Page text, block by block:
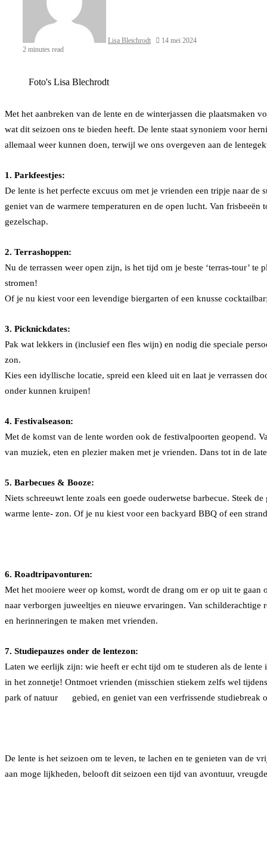
Lisa Bleichrodt
14 mei 2024
2 minutes read
Foto's Lisa Blechrodt
Facebook
Twitter
LinkedIn
Tumblr
Pinterest
Reddit
WhatsApp
Met het aanbreken van de lente en de winterjassen die plaatsmaken
wat dit seizoen ons te bieden heeft. De lente staat synoniem voor
allemaal weer kunnen doen, terwijl we ons overgeven aan de
1. Parkfeestjes:
De lente is het perfecte excuus om met je vrienden een tripje naar
geniet van de warmere temperaturen en de open lucht. Van
gezelschap.
2. Terrashoppen:
Nu de terrassen weer open zijn, is het tijd om je beste ‘terras-tour’
stromen!
Of je nu kiest voor een levendige biergarten of een knusse
3. Picknickdates:
Pak wat lekkers in (inclusief een fles wijn) en nodig die speciale
zon.
Kies een idyllische locatie, spreid een kleed uit en laat je verrassen
onder kunnen kruipen!
4. Festivalseason:
Met de komst van de lente worden ook de festivalpoorten geopend.
van muziek, eten en plezier maken met je vrienden. Dans tot in de
5. Barbecues & Booze:
Niets schreeuwt lente zoals een goede ouderwetse barbecue. Steek
warme lente- zon. Of je nu kiest voor een backyard BBQ of een
6. Roadtripavonturen:
Met het mooiere weer op komst, wordt de drang om er op uit te
naar verborgen juweeltjes en nieuwe ervaringen. Van
en herinneringen te maken met vrienden.
7. Studiepauzes onder de lentezon:
Laten we eerlijk zijn: wie heeft er echt tijd om te studeren als de lente
in het zonnetje! Ontmoet vrienden (misschien stiekem zelfs wel
park of natuur gebied, en geniet van een verfrissende studiebreak
De lente is het seizoen om te leven, te lachen en te genieten van de
aan moge lijkheden, belooft dit seizoen een tijd van avontuur,